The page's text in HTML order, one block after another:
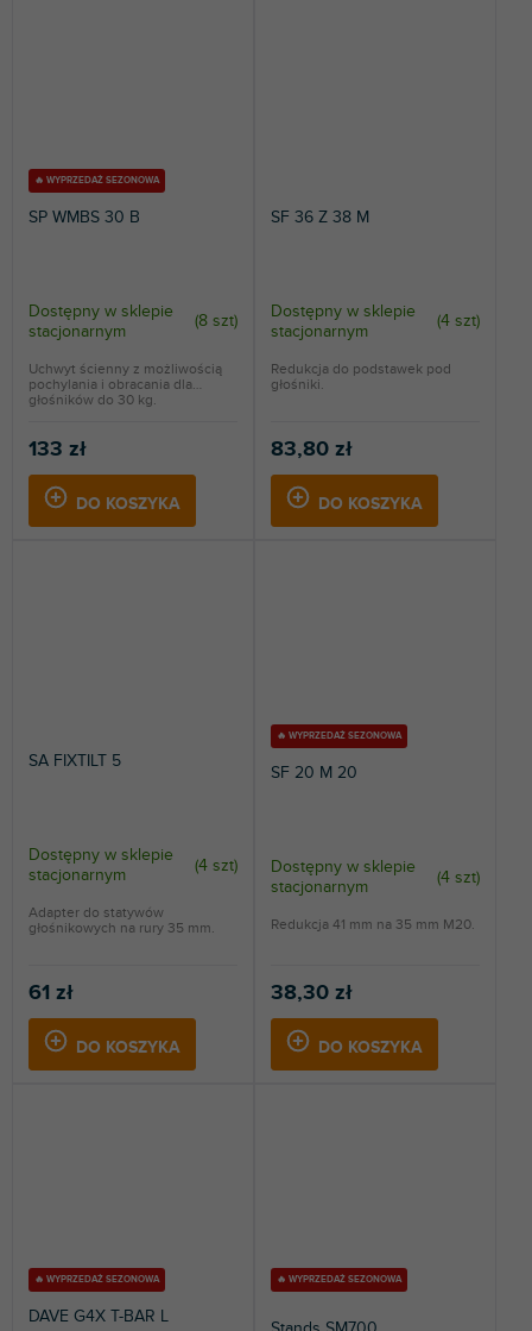
🔥 WYPRZEDAŻ SEZONOWA
SP WMBS 30 B
Dostępny w sklepie
stacjonarnym
(8 szt)
133 zł
DO KOSZYKA
Uchwyt ścienny z możliwością
pochylania i obracania dla
głośników do 30 kg.
SF 36 Z 38 M
Dostępny w sklepie
stacjonarnym
(4 szt)
83,80 zł
DO KOSZYKA
Redukcja do podstawek pod
głośniki.
SA FIXTILT 5
Dostępny w sklepie
stacjonarnym
(4 szt)
61 zł
DO KOSZYKA
Adapter do statywów
głośnikowych na rury 35 mm.
🔥 WYPRZEDAŻ SEZONOWA
SF 20 M 20
Dostępny w sklepie
stacjonarnym
(4 szt)
38,30 zł
DO KOSZYKA
Redukcja 41 mm na 35 mm M20.
🔥 WYPRZEDAŻ SEZONOWA
DAVE G4X T-BAR L
🔥 WYPRZEDAŻ SEZONOWA